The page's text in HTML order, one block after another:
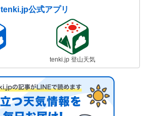
tenki.jp公式アプリ
tenki.jp 登山天気